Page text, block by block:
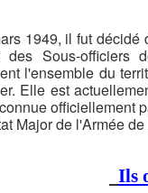
1949, il fut
des Sous-officiers
l'ensemble du
Elle est
officiellement
Major de l'Armée
Ils